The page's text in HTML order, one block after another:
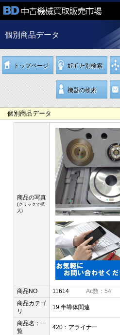
個別商品データ
トップページ ｶﾃｺﾞﾘｰ別検索
機器の検索
個別商品データ
商品の写真
(クリックで拡
大)
商品NO 11614 Ac数：54
商品カテゴ
リ
19:半導体関連
商品名：一
覧
420：アライナー